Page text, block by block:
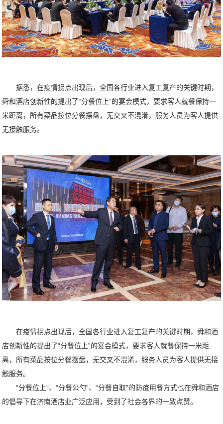
据悉，在疫情拐点出现后，全国各行业进入复工复产的关键时期，
舜和酒店创新性的提出了“分餐位上”的宴会模式，要求客人就餐保持一
米距离，所有菜品按位分餐摆盘，无交叉不混淆，服务人员为客人提供
无接触服务。
在疫情拐点出现后，全国各行业进入复工复产的关键时期，舜和酒
店创新性的提出了“分餐位上”的宴会模式，要求客人就餐保持一米距
离，所有菜品按位分餐摆盘，无交叉不混淆，服务人员为客人提供无接
触服务。
“分餐位上”、“分餐公勺”、“分餐自取”的防疫用餐方式也在舜和酒店
的倡导下在济南酒店业广泛应用，受到了社会各界的一致点赞。